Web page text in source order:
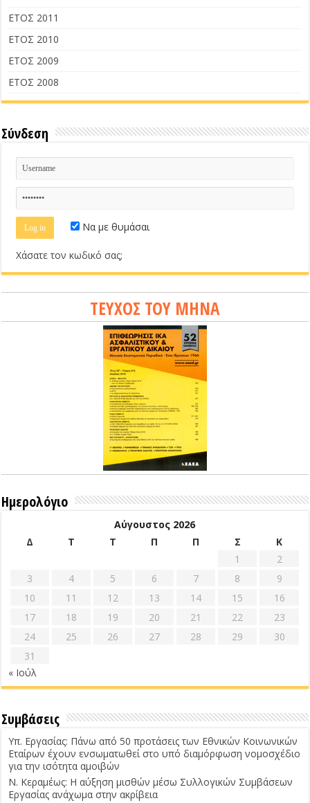
ΕΤΟΣ 2011
ΕΤΟΣ 2010
ΕΤΟΣ 2009
ΕΤΟΣ 2008
Σύνδεση
Να με θυμάσαι
Χάσατε τον κωδικό σας;
ΤΕΥΧΟΣ ΤΟΥ ΜΗΝΑ
Ημερολόγιο
Αύγουστος 2026
Δ
Τ Τ Π Π Σ
Κ
1
2
3
4 5 6 7 8
9
10
11 12 13 14 15
16
17
18 19 20 21 22
23
24
25 26 27 28 29
30
31
« Ιούλ
Συμβάσεις
Υπ. Εργασίας: Πάνω από 50 προτάσεις των Εθνικών Κοινωνικών
Εταίρων έχουν ενσωματωθεί στο υπό διαμόρφωση νομοσχέδιο
για την ισότητα αμοιβών
Ν. Κεραμέως: Η αύξηση μισθών μέσω Συλλογικών Συμβάσεων
Εργασίας ανάχωμα στην ακρίβεια